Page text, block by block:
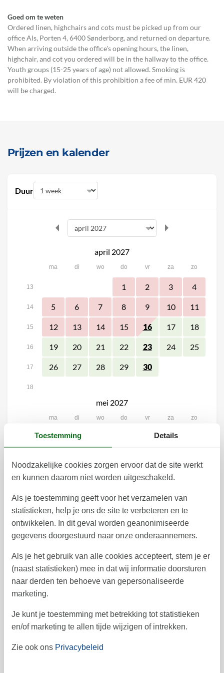
Goed om te weten
Ordered linen, highchairs and cots must be picked up from our
office Als, Porten 4, 6400 Sønderborg, and returned on departure.
When arriving outside the office's opening hours, the linen,
highchair, and cot you ordered will be in the hallway to the office.
Youth groups (15-25 years of age) not allowed. Smoking is
prohibited. By violation of this prohibition a fee of min. EUR 420
will be charged.
Prijzen en kalender
Duur
april 2027
ma di wo do vr za zo
13 1 2 3 4
14 5 6 7 8 9 10 11
15 12 13 14 15 16 17 18
16 19 20 21 22 23 24 25
17 26 27 28 29 30
18
mei 2027
ma di wo do vr za zo
1
19 10 11 12 13 14 15
20 17 18 19 20 21 22
24 25
22 31
Vrij Bezet Aankomst mogelijk
Aankomst
Toestemming Details
Noodzakelijke cookies zorgen ervoor dat de site werkt
en kunnen daarom niet worden uitgeschakeld.
Als je toestemming geeft voor het verzamelen van
statistieken, help je ons de site te verbeteren en te
ontwikkelen. In dit geval worden geanonimiseerde
gegevens doorgestuurd naar onze onderaannemers.
Als je het gebruik van alle cookies accepteert, stem je er
(naast statistieken) mee in dat wij informatie doorsturen
naar derden ten behoeve van gepersonaliseerde
marketing.
Je kunt je toestemming met betrekking tot statistieken
en/of marketing te allen tijde wijzigen of intrekken.
Zie ook ons Privacybeleid